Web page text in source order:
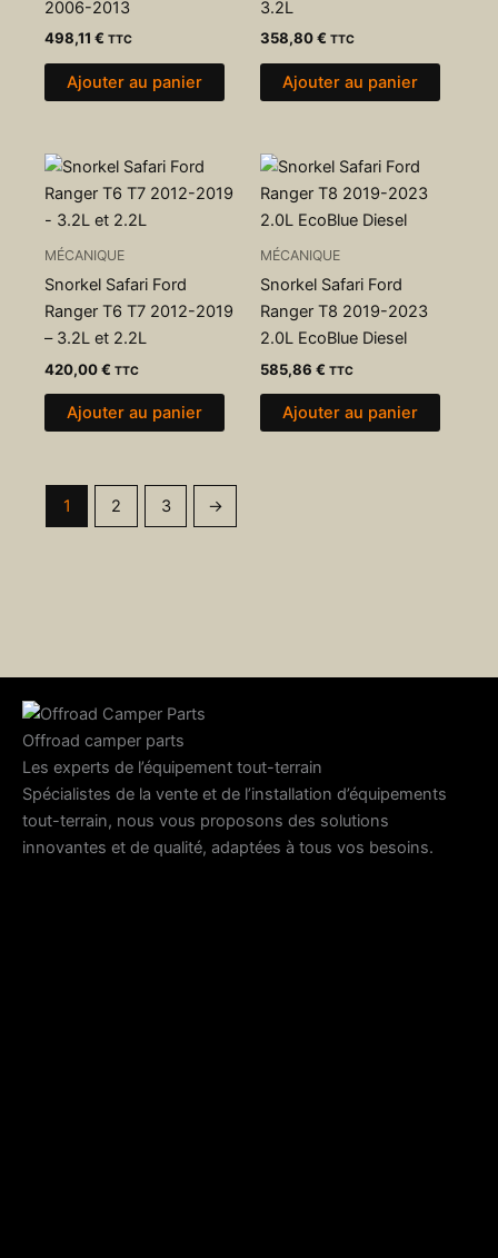
2006-2013
498,11 € TTC
Ajouter au panier
3.2L
358,80€ TTC
Ajouter au panier
MÉCANIQUE
Snorkel Safari Ford
Ranger T6 T7 2012-2019
– 3.2L et 2.2L
420,00€ TTC
Ajouter au panier
MÉCANIQUE
Snorkel Safari Ford
Ranger T8 2019-2023
2.0L EcoBlue Diesel
585,86 € TTC
Ajouter au panier
1 2 3 →
Offroad camper parts
Les experts de l’équipement tout-terrain
Spécialistes de la vente et de l’installation d’équipements
tout-terrain, nous vous proposons des solutions
innovantes et de qualité, adaptées à tous vos besoins.